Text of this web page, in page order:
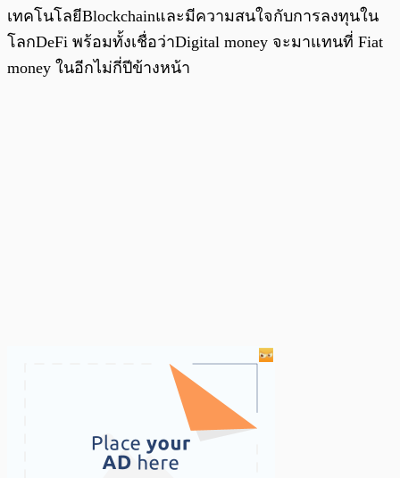
เทคโนโลยีBlockchainและมีความสนใจกับการลงทุนใน
โลกDeFi พร้อมทั้งเชื่อว่าDigital money จะมาแทนที่ Fiat
money ในอีกไม่กี่ปีข้างหน้า